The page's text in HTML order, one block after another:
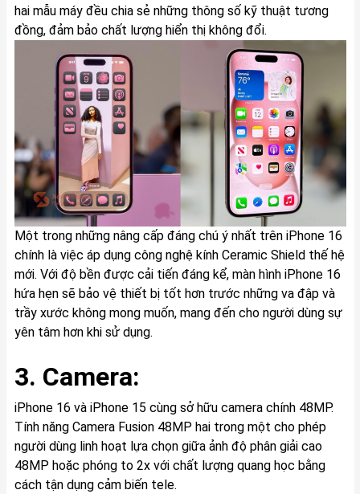
hai mẫu máy đều chia sẻ những thông số kỹ thuật tương
đồng, đảm bảo chất lượng hiển thị không đổi.
Một trong những nâng cấp đáng chú ý nhất trên iPhone 16
chính là việc áp dụng công nghệ kính Ceramic Shield thế hệ
mới. Với độ bền được cải tiến đáng kể, màn hình iPhone 16
hứa hẹn sẽ bảo vệ thiết bị tốt hơn trước những va đập và
trầy xước không mong muốn, mang đến cho người dùng sự
yên tâm hơn khi sử dụng.
3. Camera:
iPhone 16 và iPhone 15 cùng sở hữu camera chính 48MP.
Tính năng Camera Fusion 48MP hai trong một cho phép
người dùng linh hoạt lựa chọn giữa ảnh độ phân giải cao
48MP hoặc phóng to 2x với chất lượng quang học bằng
cách tận dụng cảm biến tele.